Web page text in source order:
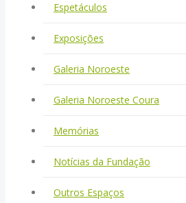
Espetáculos
Exposições
Galeria Noroeste
Galeria Noroeste Coura
Memórias
Notícias da Fundação
Outros Espaços